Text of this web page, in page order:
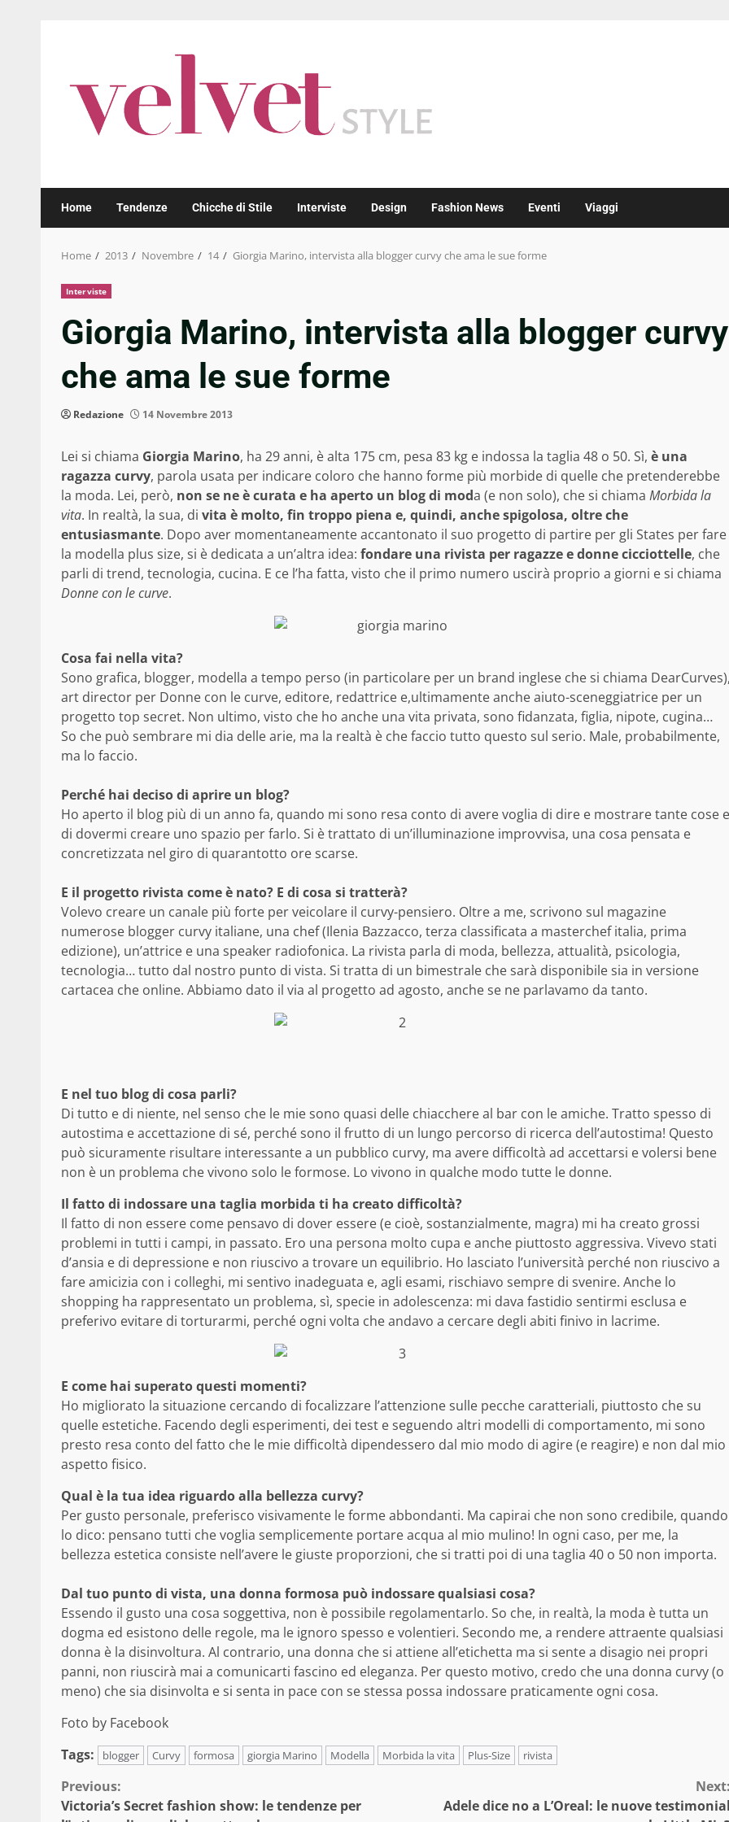
Home Tendenze Chicche di Stile Interviste Design Fashion News Eventi Viaggi
Home 2013 Novembre 14 Giorgia Marino, intervista alla blogger curvy che ama le sue forme
Interviste
Giorgia Marino, intervista alla blogger curvy
che ama le sue forme
Redazione 14 Novembre 2013
Lei si chiama Giorgia Marino, ha 29 anni, è alta 175 cm, pesa 83 kg e indossa la taglia 48 o 50. Sì, è una
ragazza curvy, parola usata per indicare coloro che hanno forme più morbide di quelle che pretenderebbe
la moda. Lei, però, non se ne è curata e ha aperto un blog di moda (e non solo), che si chiama Morbida la
vita. In realtà, la sua, di vita è molto, fin troppo piena e, quindi, anche spigolosa, oltre che
entusiasmante. Dopo aver momentaneamente accantonato il suo progetto di partire per gli States per fare
la modella plus size, si è dedicata a un’altra idea: fondare una rivista per ragazze e donne cicciottelle, che
parli di trend, tecnologia, cucina. E ce l’ha fatta, visto che il primo numero uscirà proprio a giorni e si chiama
Donne con le curve.
Cosa fai nella vita?
Sono grafica, blogger, modella a tempo perso (in particolare per un brand inglese che si chiama
art director per Donne con le curve, editore, redattrice e,ultimamente anche aiuto-sceneggiatrice per un
progetto top secret. Non ultimo, visto che ho anche una vita privata, sono fidanzata, figlia, nipote, cugina…
So che può sembrare mi dia delle arie, ma la realtà è che faccio tutto questo sul serio. Male, probabilmente,
ma lo faccio.
Perché hai deciso di aprire un blog?
Ho aperto il blog più di un anno fa, quando mi sono resa conto di avere voglia di dire e mostrare tante cose e
di dovermi creare uno spazio per farlo. Si è trattato di un’illuminazione improvvisa, una cosa pensata e
concretizzata nel giro di quarantotto ore scarse.
E il progetto rivista come è nato? E di cosa si tratterà?
Volevo creare un canale più forte per veicolare il curvy-pensiero. Oltre a me, scrivono sul magazine
numerose blogger curvy italiane, una chef (Ilenia Bazzacco, terza classificata a masterchef italia, prima
edizione), un’attrice e una speaker radiofonica. La rivista parla di moda, bellezza, attualità, psicologia,
tecnologia… tutto dal nostro punto di vista. Si tratta di un bimestrale che sarà disponibile sia in versione
cartacea che online. Abbiamo dato il via al progetto ad agosto, anche se ne parlavamo da tanto.
E nel tuo blog di cosa parli?
Di tutto e di niente, nel senso che le mie sono quasi delle chiacchere al bar con le amiche. Tratto spesso di
autostima e accettazione di sé, perché sono il frutto di un lungo percorso di ricerca dell’autostima! Questo
può sicuramente risultare interessante a un pubblico curvy, ma avere difficoltà ad accettarsi e volersi bene
non è un problema che vivono solo le formose. Lo vivono in qualche modo tutte le donne.
Il fatto di indossare una taglia morbida ti ha creato difficoltà?
Il fatto di non essere come pensavo di dover essere (e cioè, sostanzialmente, magra) mi ha creato grossi
problemi in tutti i campi, in passato. Ero una persona molto cupa e anche piuttosto aggressiva. Vivevo stati
d’ansia e di depressione e non riuscivo a trovare un equilibrio. Ho lasciato l’università perché non riuscivo a
fare amicizia con i colleghi, mi sentivo inadeguata e, agli esami, rischiavo sempre di svenire. Anche lo
shopping ha rappresentato un problema, sì, specie in adolescenza: mi dava fastidio sentirmi esclusa e
preferivo evitare di torturarmi, perché ogni volta che andavo a cercare degli abiti finivo in lacrime.
E come hai superato questi momenti?
Ho migliorato la situazione cercando di focalizzare l’attenzione sulle pecche caratteriali, piuttosto che su
quelle estetiche. Facendo degli esperimenti, dei test e seguendo altri modelli di comportamento, mi sono
presto resa conto del fatto che le mie difficoltà dipendessero dal mio modo di agire (e reagire) e non dal mio
aspetto fisico.
Qual è la tua idea riguardo alla bellezza curvy?
Per gusto personale, preferisco visivamente le forme abbondanti. Ma capirai che non sono credibile, quando
lo dico: pensano tutti che voglia semplicemente portare acqua al mio mulino! In ogni caso, per me, la
bellezza estetica consiste nell’avere le giuste proporzioni, che si tratti poi di una taglia 40 o 50 non importa.
Dal tuo punto di vista, una donna formosa può indossare qualsiasi cosa?
Essendo il gusto una cosa soggettiva, non è possibile regolamentarlo. So che, in realtà, la moda è tutta un
dogma ed esistono delle regole, ma le ignoro spesso e volentieri. Secondo me, a rendere attraente qualsiasi
donna è la disinvoltura. Al contrario, una donna che si attiene all’etichetta ma si sente a disagio nei propri
panni, non riuscirà mai a comunicarti fascino ed eleganza. Per questo motivo, credo che una donna curvy (o
meno) che sia disinvolta e si senta in pace con se stessa possa indossare praticamente ogni cosa.
Foto by Facebook
Tags:
blogger Curvy formosa giorgia Marino Modella Morbida la vita Plus-Size rivista
Continue
Previous:
Victoria’s Secret fashion show: le tendenze per
Adele dice no a L’Oreal: le nuove